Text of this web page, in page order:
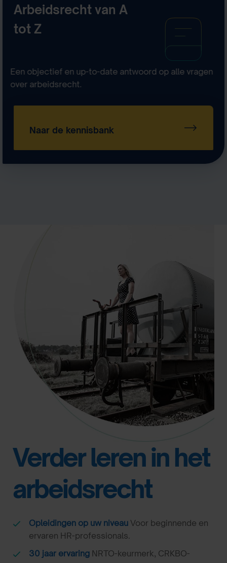
Naar de kennisbank
Arbeidsrecht van A
tot Z
Een objectief en up-to-date antwoord op alle vragen
over arbeidsrecht.
Verder leren in het
arbeidsrecht
Opleidingen op uw niveau Voor beginnende en
ervaren HR-professionals.
30 jaar ervaring NRTO-keurmerk, CRKBO-